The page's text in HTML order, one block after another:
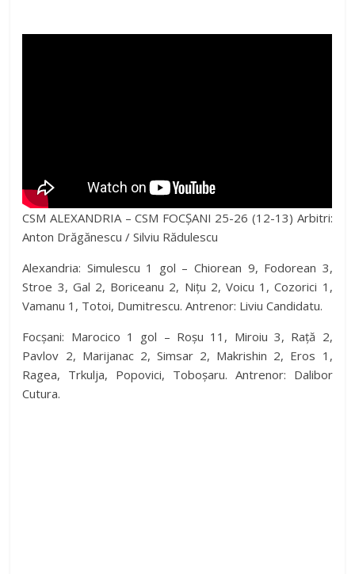
CSM ALEXANDRIA – CSM FOCȘANI 25-26 (12-13) Arbitri:
Anton Drăgănescu / Silviu Rădulescu
Alexandria: Simulescu 1 gol – Chiorean 9, Fodorean 3,
Stroe 3, Gal 2, Boriceanu 2, Nițu 2, Voicu 1, Cozorici 1,
Vamanu 1, Totoi, Dumitrescu. Antrenor: Liviu Candidatu.
Focșani: Marocico 1 gol – Roșu 11, Miroiu 3, Rață 2,
Pavlov 2, Marijanac 2, Simsar 2, Makrishin 2, Eros 1,
Ragea, Trkulja, Popovici, Toboșaru. Antrenor: Dalibor
Cutura.